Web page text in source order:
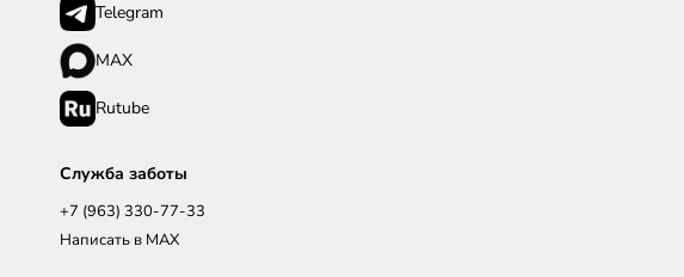
Telegram
MAX
Rutube
Служба заботы
+7 (963) 330-77-33
Написать в MAX